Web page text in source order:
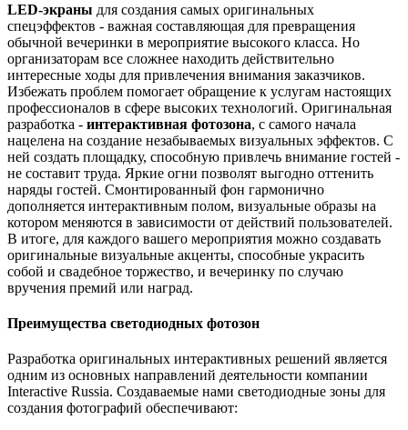
LED-экраны для создания самых оригинальных
спецэффектов - важная составляющая для превращения
обычной вечеринки в мероприятие высокого класса. Но
организаторам все сложнее находить действительно
интересные ходы для привлечения внимания заказчиков.
Избежать проблем помогает обращение к услугам настоящих
профессионалов в сфере высоких технологий. Оригинальная
разработка - интерактивная фотозона, с самого начала
нацелена на создание незабываемых визуальных эффектов. С
ней создать площадку, способную привлечь внимание гостей -
не составит труда. Яркие огни позволят выгодно оттенить
наряды гостей. Смонтированный фон гармонично
дополняется интерактивным полом, визуальные образы на
котором меняются в зависимости от действий пользователей.
В итоге, для каждого вашего мероприятия можно создавать
оригинальные визуальные акценты, способные украсить
собой и свадебное торжество, и вечеринку по случаю
вручения премий или наград.
Преимущества светодиодных фотозон
Разработка оригинальных интерактивных решений является
одним из основных направлений деятельности компании
Interactive Russia. Создаваемые нами светодиодные зоны для
создания фотографий обеспечивают: